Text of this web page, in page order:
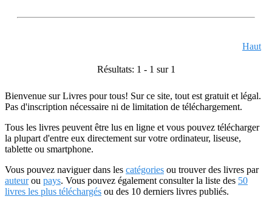
Haut
Résultats: 1 - 1 sur 1
Bienvenue sur Livres pour tous! Sur ce site, tout est gratuit et légal.
Pas d'inscription nécessaire ni de limitation de téléchargement.
Tous les livres peuvent être lus en ligne et vous pouvez télécharger
la plupart d'entre eux directement sur votre ordinateur, liseuse,
tablette ou smartphone.
Vous pouvez naviguer dans les catégories ou trouver des livres par
auteurou pays. Vous pouvez également consulter la liste des 50
livres les plus téléchargés ou des 10 derniers livres publiés.